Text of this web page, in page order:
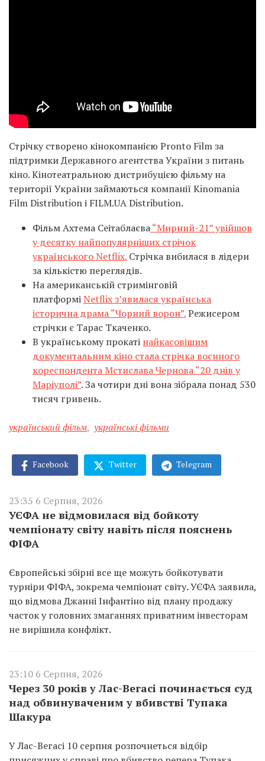
Стрічку створено кінокомпанією Pronto Film за
підтримки Державного агентства України з питань
кіно. Кінотеатральною дистрибуцією фільму на
території України займаються компанії Kinomania
Film Distribution і FILM.UA Distribution.
Фільм Ахтема Сеітаблаєва“Мирний-21” увійшов
у десятку найпопулярніших стрічок
українського Netflix. Стрічка вибилася в лідери
за кількістю переглядів.
На американській стримінговій
платформіNetflix з’явилася українська
історична драма “Чорний ворон”.Режисером
стрічки є Тарас Ткаченко.
В українському прокаті найкасовішим
документальним кіно стала стрічка воєнного
кореспондента Мстислава Чернова “20 днів у
Маріуполі”. За чотири дні вона зібрала понад 530
тисяч гривень.
український фільм, українські фільми
Facebook Twitter Telegram
23:35 6 Серпня, 2026
УЄФА не відмовилася від бойкоту
чемпіонату світу навіть після пояснень
ФІФА
Європейські збірні все ще можуть бойкотувати
турніри ФІФА, зокрема чемпіонат світу. УЄФА заявила,
що відмова Джанні Інфантіно від плану продажу
часток у головних змаганнях приватним інвесторам
не вирішила конфлікт.
23:10 6 Серпня, 2026
Через 30 років у Лас-Вегасі починається суд
над обвинуваченим у вбивстві Тупака
Шакура
У Лас-Вегасі 10 серпня розпочнеться відбір